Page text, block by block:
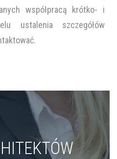
współpracą krótko- i
ustalenia szczegółów